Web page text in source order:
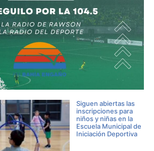
Siguen abiertas las
inscripciones para
niños y niñas en la
Escuela Municipal de
Iniciación Deportiva